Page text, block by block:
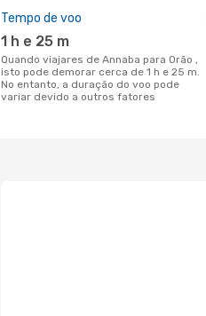
Tempo de voo
1 h e 25 m
Quando viajares de Annaba para Orão ,
isto pode demorar cerca de 1 h e 25 m.
No entanto, a duração do voo pode
variar devido a outros fatores